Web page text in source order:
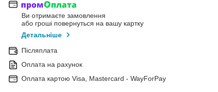
Ви отримаєте замовлення
або гроші повернуться на вашу картку
Детальніше
Післяплата
Оплата на рахунок
Оплата картою Visa, Mastercard - WayForPay